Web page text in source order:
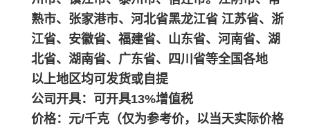
熟市、张家港市、河北省黑龙江省 江苏省、浙
江省、安徽省、福建省、山东省、河南省、湖
北省、湖南省、广东省、四川省等全国各地
以上地区均可发货或自提
公司开具：可开具13%增值税
价格：元/千克（仅为参考价，以当天实际价格